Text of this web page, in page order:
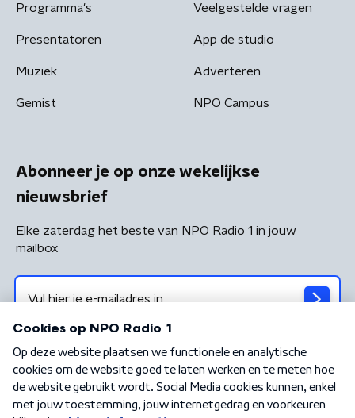
Programma's
Presentatoren
Muziek
Gemist
Veelgestelde vragen
App de studio
Adverteren
NPO Campus
Abonneer je op onze wekelijkse
nieuwsbrief
Elke zaterdag het beste van NPO Radio 1 in jouw
mailbox
Algemene voorwaarden